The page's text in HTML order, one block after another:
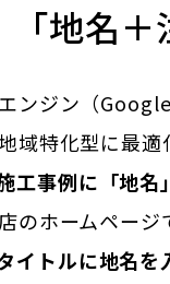
「地名＋
ンジン（
域特化型に最適
工事例に「地名
のホームページ
イトルに地名を